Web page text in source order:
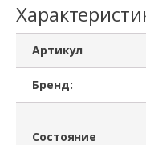
Артикул
Бренд:
Состояние